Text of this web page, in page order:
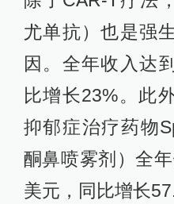
尤单抗）也是强
因。全年收入达
比增长23%。此
抑郁症治疗药物
酮鼻喷雾剂）全
美元，同比增长